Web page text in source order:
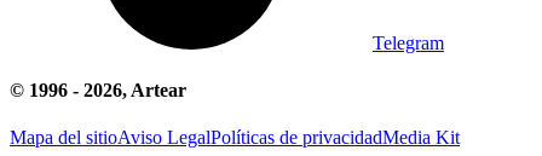
Telegram
© 1996 - 2026, Artear
Mapa del sitioAviso LegalPolíticas de privacidadMedia Kit